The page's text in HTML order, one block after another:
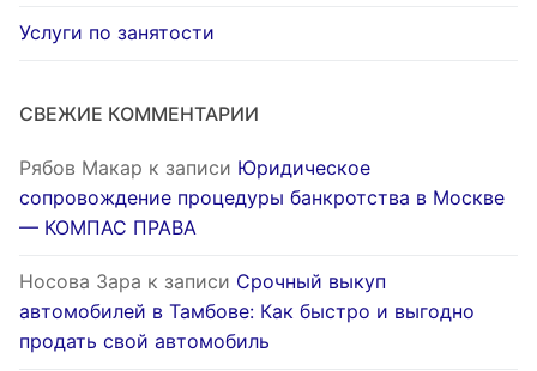
Услуги по занятости
СВЕЖИЕ КОММЕНТАРИИ
Рябов Макар к записи Юридическое
сопровождение процедуры банкротства в Москве
— КОМПАС ПРАВА
Носова Зара к записи Срочный выкуп
автомобилей в Тамбове: Как быстро и выгодно
продать свой автомобиль